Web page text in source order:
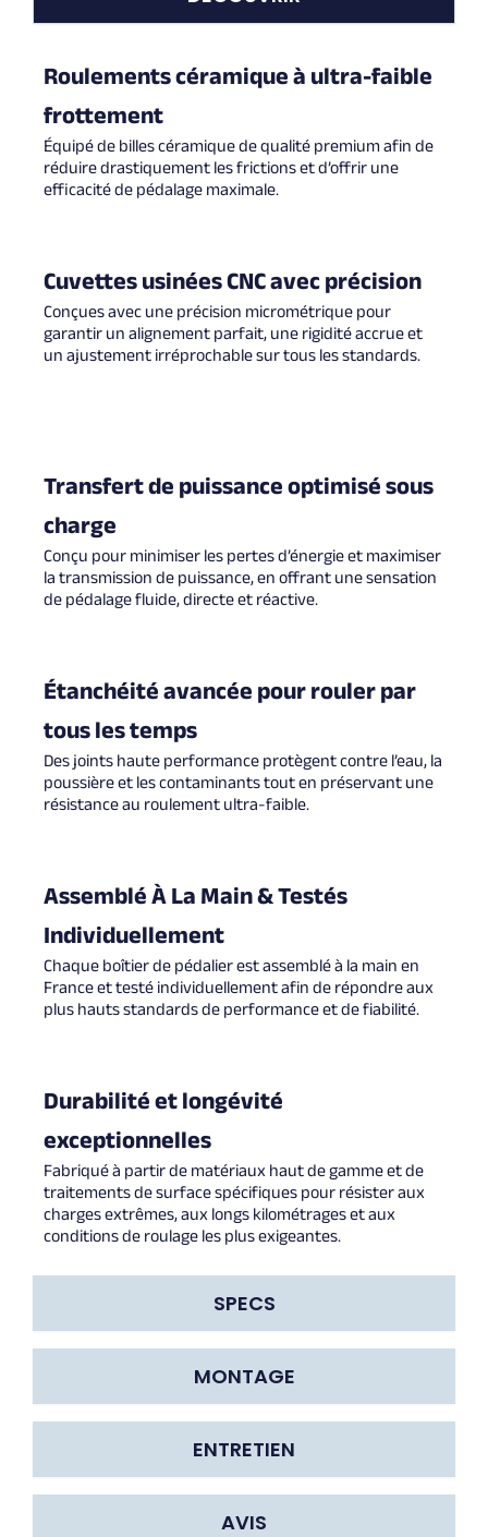
SPECS
MONTAGE
ENTRETIEN
AVIS
Roulements céramique à ultra-faible
frottement
Équipé de billes céramique de qualité premium afin de
réduire drastiquement les frictions et d’offrir une
efficacité de pédalage maximale.
Cuvettes usinées CNC avec précision
Conçues avec une précision micrométrique pour
garantir un alignement parfait, une rigidité accrue et
un ajustement irréprochable sur tous les standards.
Transfert de puissance optimisé sous
charge
Conçu pour minimiser les pertes d’énergie et maximiser
la transmission de puissance, en offrant une sensation
de pédalage fluide, directe et réactive.
Étanchéité avancée pour rouler par
tous les temps
Des joints haute performance protègent contre l’eau, la
poussière et les contaminants tout en préservant une
résistance au roulement ultra-faible.
Assemblé À La Main & Testés
Individuellement
Chaque boîtier de pédalier est assemblé à la main en
France et testé individuellement afin de répondre aux
plus hauts standards de performance et de fiabilité.
Durabilité et longévité
exceptionnelles
Fabriqué à partir de matériaux haut de gamme et de
traitements de surface spécifiques pour résister aux
charges extrêmes, aux longs kilométrages et aux
conditions de roulage les plus exigeantes.